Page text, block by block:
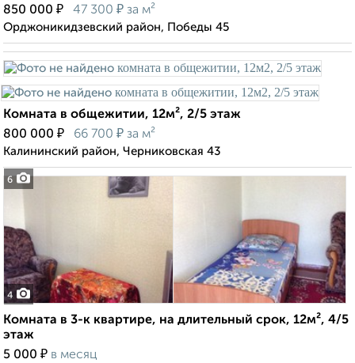
850 000 ₽ 47 300 ₽ за м²
Орджоникидзевский район, Победы 45
6
Комната в общежитии, 12м², 2/5 этаж
800 000 ₽ 66 700 ₽ за м²
Калининский район, Черниковская 43
4
Комната в 3-к квартире, на длительный срок, 12м², 4/5
этаж
5 000 ₽ в месяц